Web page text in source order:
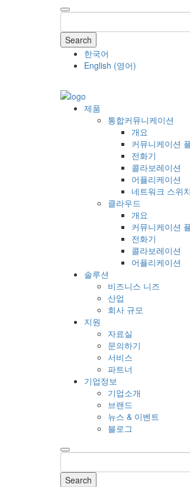
Search
한국어
English (영어)
제품
통합커뮤니케이션
개요
커뮤니케이션
전화기
콜라보레이션
어플리케이션
네트워크 스위치
클라우드
개요
커뮤니케이션
전화기
콜라보레이션
어플리케이션
솔루션
비즈니스 니즈
산업
회사 규모
지원
자료실
문의하기
서비스
파트너
기업정보
기업소개
브랜드
뉴스 & 이벤트
블로그
Search